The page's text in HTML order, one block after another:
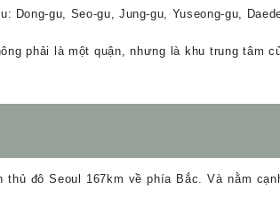
Dong-gu, Seo-gu, Jung-gu, Yuseong-gu,
phải là một quận, nhưng là khu trung tâm
thủ đô Seoul 167km về phía Bắc. Và nằm